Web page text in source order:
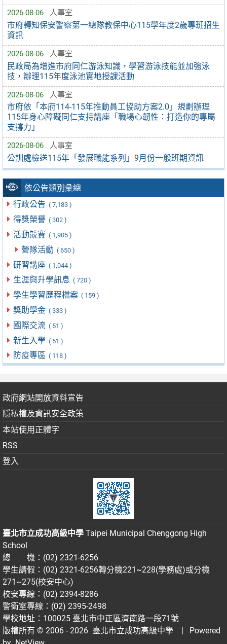
2026-08-06 人事室
市府轉知保安警察第一總隊教保中心115學年度2歲專班招生
資訊
2026-08-06 人事室
民政局為增進市府同仁游泳知識，學習游泳技能並加強泳
技，辦理115年度泳池實地授課活動
2026-08-06 人事室
市府依「本府114-115年推動員工協助方案2.0」規劃辦理
115年身心障礙同仁支持講座「職場心韌性：打造你的專屬
支撐力」
2026-08-06 人事室
公訓處檢送115年「發展職能系列」9月份一般班期資訊
依公告類別彙總
行政公告 ( 7,183 )
得獎榮譽 ( 302 )
活動競賽 ( 1,905 )
營隊活動 ( 650 )
研習講座 ( 1,044 )
生涯與升學訊息 ( 720 )
學生學習歷程檔案 ( 159 )
獎助學金 ( 333 )
國際交流 ( 51 )
新生入學 ( 51 )
防疫專區 ( 118 )
政府網站開放資料宣告
隱私權及資訊安全政策
本站使用正體字
RSS
登入
臺北市立成功高級中學 Taipei Municipal Chenggong High
School
總 機：(02) 2321-6256
學生請假：(02) 2321-6256轉分機221~228(學務處)或分機
271~275(校安中心)
校安專線：(02) 2394-8286
警衛室專線：(02) 2395-2498
學校地址：100025 臺北市中正區濟南路一段71號
版權所有 © 2006 - 2026 臺北市立成功高級中學
| Powered